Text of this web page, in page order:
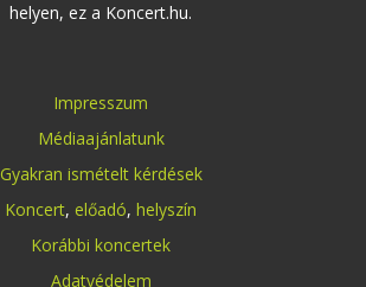
helyen, ez a Koncert.hu.
Impresszum
Médiaajánlatunk
Gyakran ismételt kérdések
Koncert, előadó, helyszín
Korábbi koncertek
Adatvédelem